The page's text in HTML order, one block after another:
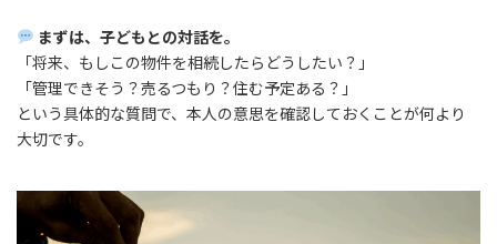
まずは、子どもとの対話を。
「将来、もしこの物件を相続したらどうしたい？」
「管理できそう？売るつもり？住む予定ある？」
という具体的な質問で、本人の意思を確認しておくことが何より
大切です。